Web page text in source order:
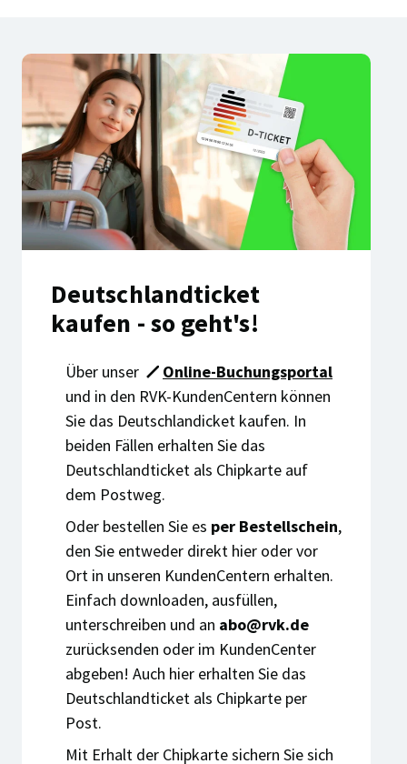
Deutschlandticket
kaufen - so geht's!
Über unser
Online-Buchungsportal
und in den RVK-KundenCentern können
Sie das Deutschlandicket kaufen. In
beiden Fällen erhalten Sie das
Deutschlandticket als Chipkarte auf
dem Postweg.
Oder bestellen Sie es per Bestellschein,
den Sie entweder direkt hier oder vor
Ort in unseren KundenCentern erhalten.
Einfach downloaden, ausfüllen,
unterschreiben und an abo@rvk.de
zurücksenden oder im KundenCenter
abgeben! Auch hier erhalten Sie das
Deutschlandticket als Chipkarte per
Post.
Mit Erhalt der Chipkarte sichern Sie sich